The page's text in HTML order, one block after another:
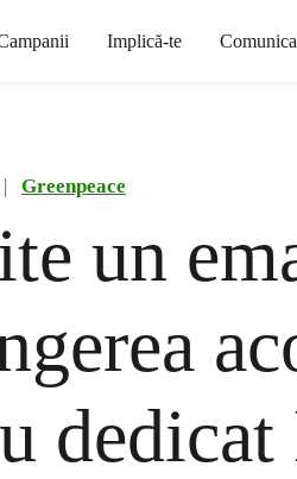
Implică-te
| Greenpeace
un